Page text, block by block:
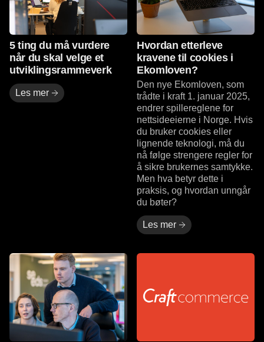
5 ting du må vurdere
når du skal velge et
utviklingsrammeverk
Les mer
Hvordan etterleve
kravene til cookies i
Ekomloven?
Den nye Ekomloven, som
trådte i kraft 1. januar 2025,
endrer spillereglene for
nettsideeierne i Norge. Hvis
du bruker cookies eller
lignende teknologi, må du
nå følge strengere regler for
å sikre brukernes samtykke.
Men hva betyr dette i
praksis, og hvordan unngår
du bøter?
Les mer
Les mer Les mer